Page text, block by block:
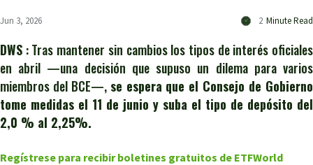
Jun 3, 2026 2 Minute Read
DWS : Tras mantener sin cambios los tipos de interés oficiales
en abril —una decisión que supuso un dilema para varios
miembros del BCE—, se espera que el Consejo de Gobierno
tome medidas el 11 de junio y suba el tipo de depósito del
2,0 % al 2,25%.
Regístrese para recibir boletines gratuitos de ETFWorld